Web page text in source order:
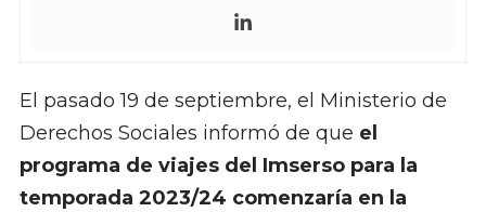
El pasado 19 de septiembre, el Ministerio de
Derechos Sociales informó de que el
programa de viajes del Imserso para la
temporada 2023/24 comenzaría en la